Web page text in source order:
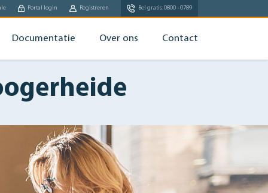
Portal login Registreren Bel gratis: 0800 - 0789
Documentatie Over ons Contact